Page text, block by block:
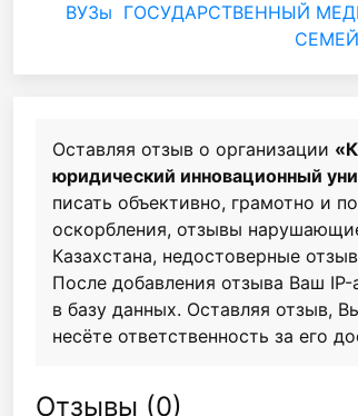
ВУЗы ГОСУДАРСТВЕННЫЙ
Оставляя отзыв о организации
юридический инновационный
писать объективно, грамотно и
оскорбления, отзывы
Казахстана, недостоверные
После добавления отзыва Ваш
в базу данных. Оставляя отзыв,
несёте ответственность за его
Отзывы (0)